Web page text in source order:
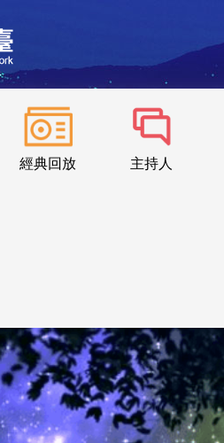
經典回放 主持人